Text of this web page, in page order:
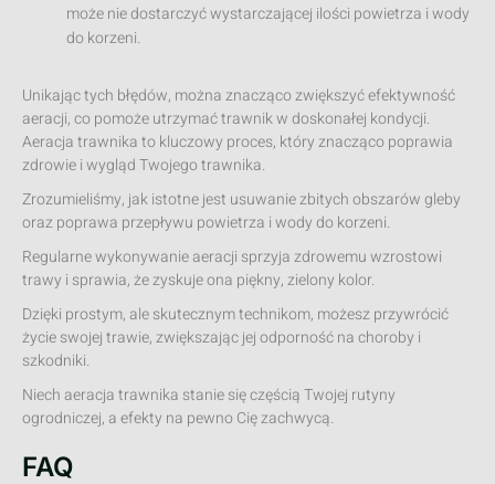
może nie dostarczyć wystarczającej ilości powietrza i wody
do korzeni.
Unikając tych błędów, można znacząco zwiększyć efektywność
aeracji, co pomoże utrzymać trawnik w doskonałej kondycji.
Aeracja trawnika to kluczowy proces, który znacząco poprawia
zdrowie i wygląd Twojego trawnika.
Zrozumieliśmy, jak istotne jest usuwanie zbitych obszarów gleby
oraz poprawa przepływu powietrza i wody do korzeni.
Regularne wykonywanie aeracji sprzyja zdrowemu wzrostowi
trawy i sprawia, że zyskuje ona piękny, zielony kolor.
Dzięki prostym, ale skutecznym technikom, możesz przywrócić
życie swojej trawie, zwiększając jej odporność na choroby i
szkodniki.
Niech aeracja trawnika stanie się częścią Twojej rutyny
ogrodniczej, a efekty na pewno Cię zachwycą.
FAQ